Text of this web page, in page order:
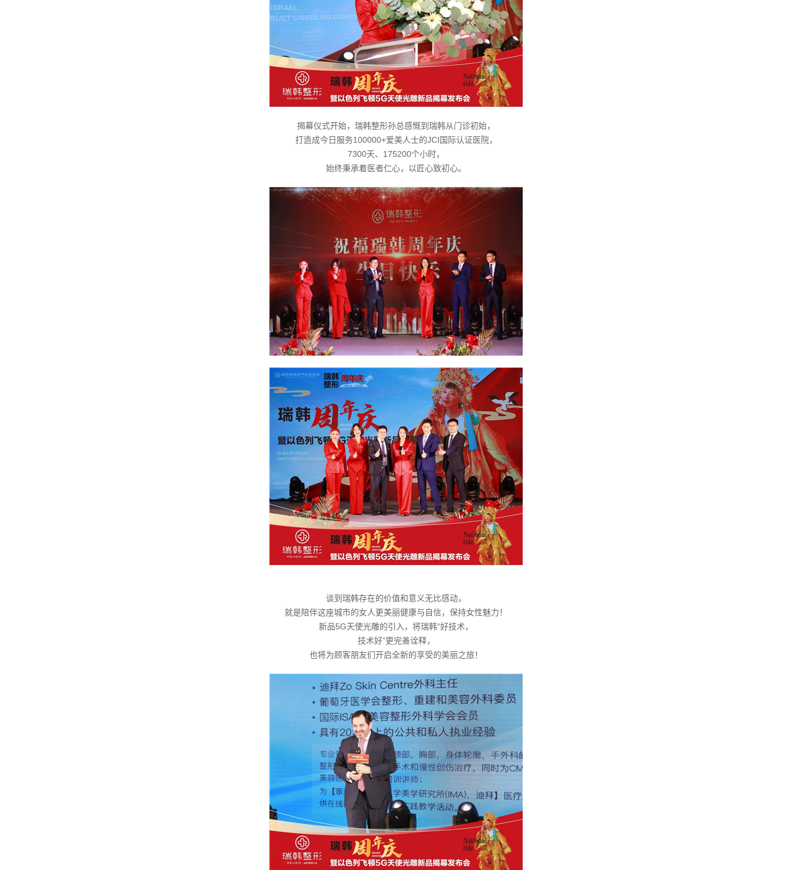
揭幕仪式开始，瑞韩整形孙总感慨到瑞韩从门诊初始，
打造成今日服务100000+爱美人士的JCI国际认证医院，
7300天、175200个小时，
始终秉承着医者仁心，以匠心致初心。
谈到瑞韩存在的价值和意义无比感动，
就是陪伴这座城市的女人更美丽健康与自信，保持女性魅力！
新品5G天使光雕的引入，将瑞韩“好技术，
技术好”更完善诠释，
也将为顾客朋友们开启全新的享受的美丽之旅！